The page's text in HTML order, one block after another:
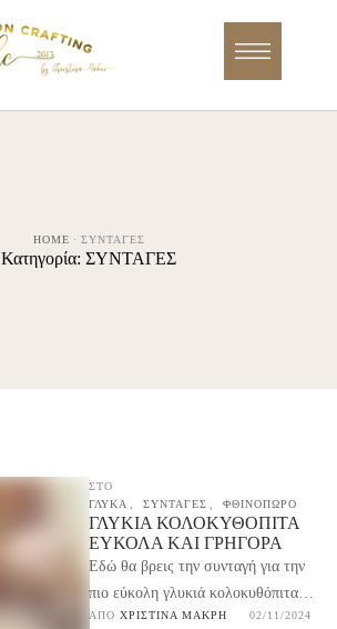
HOME · ΣΥΝΤΑΓΕΣ
Κατηγορία: ΣΥΝΤΑΓΕΣ
ΣΤΟ
ΓΛΥΚΆ
ΣΥΝΤΑΓΕΣ ΦΘΙΝΟΠΩΡΟ
ΓΛΥΚΙΑ ΚΟΛΟΚΥΘΟΠΙΤΑ
ΕΥΚΟΛΑ ΚΑΙ ΓΡΗΓΟΡΑ
Εδώ θα βρεις την συνταγή για την
πιο εύκολη γλυκιά κολοκυθόπιτα
που θα την φτιάξεις πολλές φορές
ΑΠΌ ΧΡΙΣΤΊΝΑ ΜΑΚΡΉ 02/11/2024